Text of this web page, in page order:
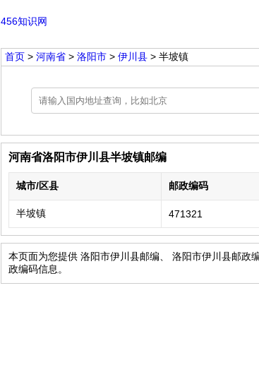
456知识网
首页 > 河南省 > 洛阳市 > 伊川县 > 半坡镇
河南省洛阳市伊川县半坡镇邮编
城市/区县 邮政编码
半坡镇 471321
本页面为您提供 洛阳市伊川县邮编、 洛阳市伊川县邮政
政编码信息。